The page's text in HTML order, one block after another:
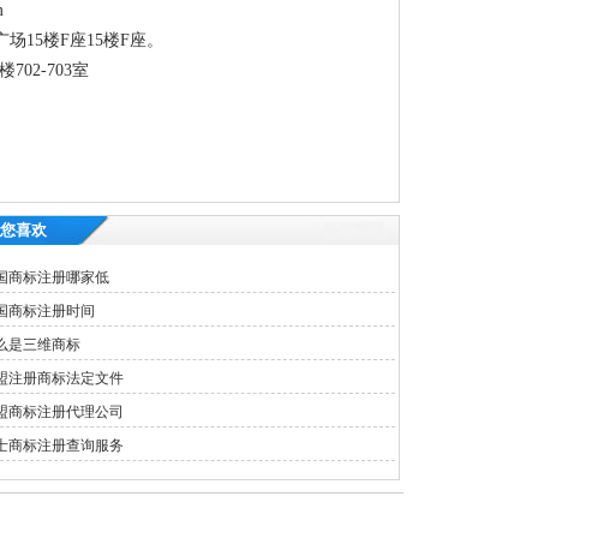
15楼F座15楼F座。
702-703室
喜欢
商标注册哪家低
商标注册时间
是三维商标
注册商标法定文件
商标注册代理公司
商标注册查询服务